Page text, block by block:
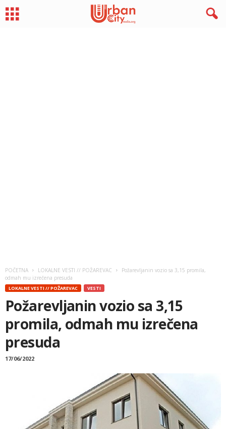
POČETNA LOKALNE VESTI // POŽAREVAC
Požarevljanin vozio sa 3,15 promila,
odmah mu izrečena presuda
LOKALNE VESTI // POŽAREVAC VESTI
Požarevljanin vozio sa 3,15
promila, odmah mu izrečena
presuda
17/06/2022